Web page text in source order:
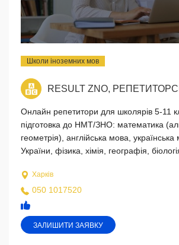
Школи іноземних мов
RESULT ZNO,
Онлайн репетитори для школярів 5-11
підготовка до НМТ/ЗНО: математика
геометрія), англійська мова, українська
України, фізика, хімія, географія,
Харків
050 1017520
ЗАЛИШИТИ ЗАЯВКУ